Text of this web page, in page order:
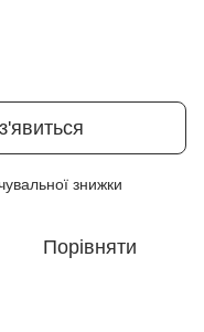
знижки
Порівняти